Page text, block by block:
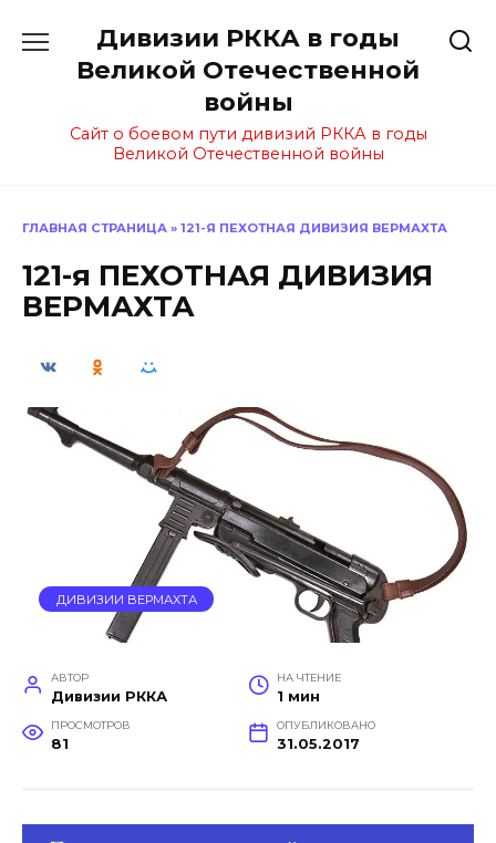
содержанию
Дивизии РККА в годы
Великой Отечественной
войны
Сайт о боевом пути дивизий РККА в годы
Великой Отечественной войны
ГЛАВНАЯ СТРАНИЦА » 121-Я ПЕХОТНАЯ ДИВИЗИЯ ВЕРМАХТА
121-я ПЕХОТНАЯ ДИВИЗИЯ
ВЕРМАХТА
ДИВИЗИИ ВЕРМАХТА
АВТОР
Дивизии РККА
НА ЧТЕНИЕ
1 мин
ПРОСМОТРОВ
81
ОПУБЛИКОВАНО
31.05.2017